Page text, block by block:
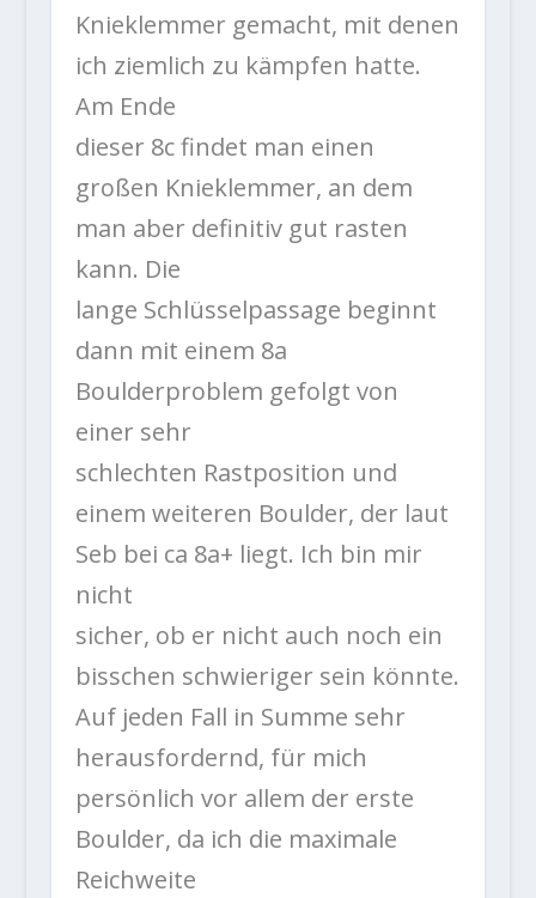
Knieklemmer gemacht, mit denen
ich ziemlich zu kämpfen hatte.
Am Ende
dieser 8c findet man einen
großen Knieklemmer, an dem
man aber definitiv gut rasten
kann. Die
lange Schlüsselpassage beginnt
dann mit einem 8a
Boulderproblem gefolgt von
einer sehr
schlechten Rastposition und
einem weiteren Boulder, der laut
Seb bei ca 8a+ liegt. Ich bin mir
nicht
sicher, ob er nicht auch noch ein
bisschen schwieriger sein könnte.
Auf jeden Fall in Summe sehr
herausfordernd, für mich
persönlich vor allem der erste
Boulder, da ich die maximale
Reichweite